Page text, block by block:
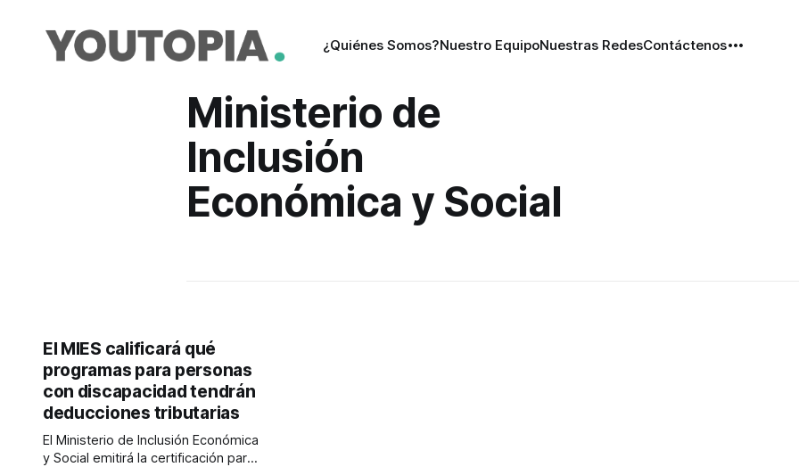
¿Quiénes Somos?Nuestro EquipoNuestras RedesContáctenos
Ministerio de
Inclusión
Económica y Social
El MIES calificará qué
programas para personas
con discapacidad tendrán
deducciones tributarias
El Ministerio de Inclusión Económica
y Social emitirá la certificación para